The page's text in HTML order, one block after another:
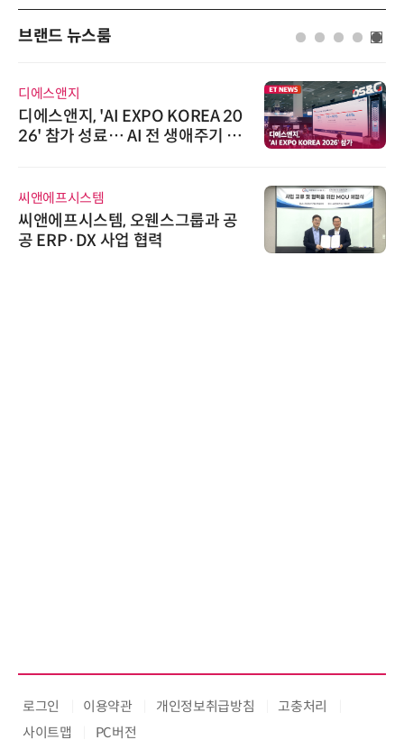
브랜드 뉴스룸
디에스앤지
디에스앤지, 'AI EXPO KOREA 20
26' 참가 성료… AI 전 생애주기 아
씨앤에프시스템
씨앤에프시스템, 오웬스그룹과 공
공 ERP·DX 사업 협력
로그인 이용약관 개인정보취급방침
고충처리
사이트맵
PC버전